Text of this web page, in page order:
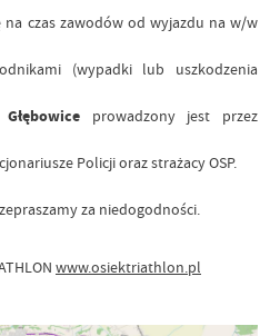
czas zawodów od wyjazdu na w/w
(wypadki lub uszkodzenia
prowadzony jest przez
Policji oraz strażacy OSP.
za niedogodności.
www.osiektriathlon.pl